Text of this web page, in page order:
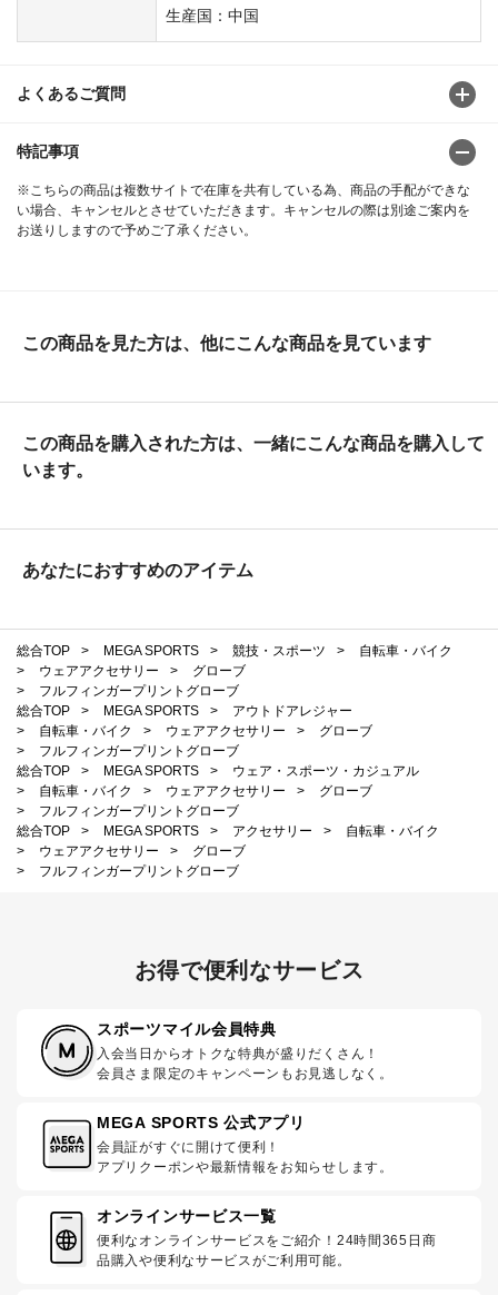
生産国：中国
よくあるご質問
特記事項
※こちらの商品は複数サイトで在庫を共有している為、商品の手配ができな
い場合、キャンセルとさせていただきます。キャンセルの際は別途ご案内を
お送りしますので予めご了承ください。
この商品を見た方は、他にこんな商品を見ています
この商品を購入された方は、一緒にこんな商品を購入して
います。
あなたにおすすめのアイテム
総合TOP > MEGA SPORTS > 競技・スポーツ >
自転車・バイク
>
ウェアアクセサリー >
グローブ
>
フルフィンガープリントグローブ
総合TOP
> MEGA SPORTS >
アウトドアレジャー
>
自転車・バイク > ウェアアクセサリー >
グローブ
>
フルフィンガープリントグローブ
総合TOP
> MEGA SPORTS >
ウェア・スポーツ・カジュアル
>
自転車・バイク > ウェアアクセサリー >
グローブ
>
フルフィンガープリントグローブ
総合TOP
> MEGA SPORTS > アクセサリー >
自転車・バイク
>
ウェアアクセサリー >
グローブ
>
フルフィンガープリントグローブ
お得で便利なサービス
スポーツマイル会員特典
入会当日からオトクな特典が盛りだくさん！
会員さま限定のキャンペーンもお見逃しなく。
MEGA SPORTS 公式アプリ
会員証がすぐに開けて便利！
アプリクーポンや最新情報をお知らせします。
オンラインサービス一覧
便利なオンラインサービスをご紹介！24時間365日商
品購入や便利なサービスがご利用可能。